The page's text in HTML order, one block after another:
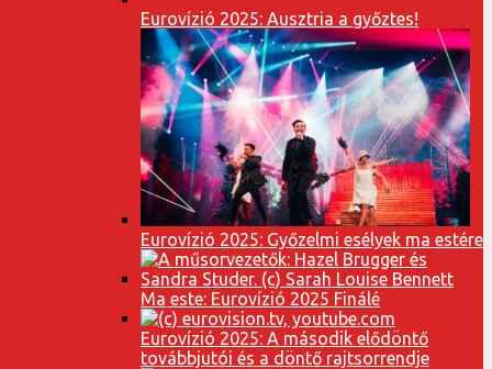
Eurovízió 2025: Ausztria a győztes!
Eurovízió 2025: Győzelmi esélyek ma estére
Ma este: Eurovízió 2025 Finálé
Eurovízió 2025: A második elődöntő
továbbjutói és a döntő rajtsorrendje